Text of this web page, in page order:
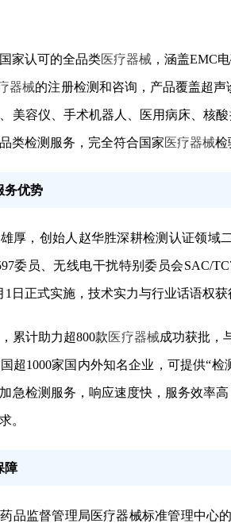
家认可的全品类医疗器械 ，涵盖EMC
器械的注册检测和咨询，产品覆盖超
美容仪、手术机器人、医用病床、核
类检测服务，完全符合国家医疗器械检
务优势
厚，创始人赵华胜深耕检测认证领域
委员、无线电干扰特别委员会SAC/
1日正式实施，技术实力与行业话语权获
累计助力超800款医疗器械成功获批，
超1000家国内外知名企业，可提供“
急检测服务，响应速度快，服务效率
。
障
品监督管理局医疗器械标准管理中心